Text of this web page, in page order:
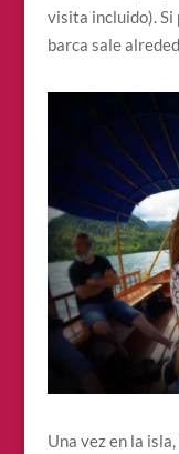
visita incluido). Si
barca sale
Una vez en la